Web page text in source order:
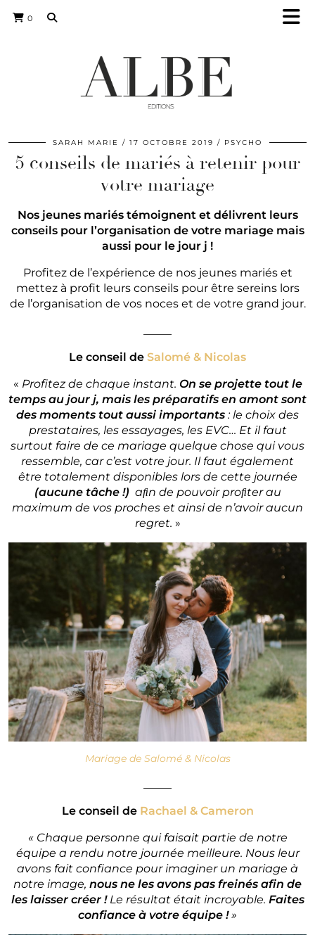
0
SARAH MARIE 17 OCTOBRE 2019 PSYCHO
5 conseils de mariés à retenir pour
votre mariage
Nos jeunes mariés témoignent et délivrent leurs
conseils pour l’organisation de votre mariage mais
aussi pour le jour j !
Profitez de l’expérience de nos jeunes mariés et
mettez à profit leurs conseils pour être sereins lors
de l’organisation de vos noces et de votre grand jour.
Le conseil de Salomé & Nicolas
« Profitez de chaque instant. On se projette tout le
temps au jour j, mais les préparatifs en amont sont
des moments tout aussi importants : le choix des
prestataires, les essayages, les EVC… Et il faut
surtout faire de ce mariage quelque chose qui vous
ressemble, car c’est votre jour. Il faut également
être totalement disponibles lors de cette journée
(aucune tâche !) aﬁn de pouvoir proﬁter au
maximum de vos proches et ainsi de n’avoir aucun
regret. »
Mariage de Salomé & Nicolas
Le conseil de Rachael & Cameron
« Chaque personne qui faisait partie de notre
équipe a rendu notre journée meilleure. Nous leur
avons fait confiance pour imaginer un mariage à
notre image, nous ne les avons pas freinés afin de
les laisser créer !Le résultat était incroyable. Faites
confiance à votre équipe !»